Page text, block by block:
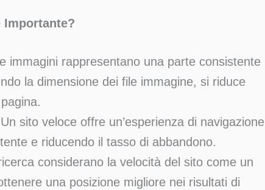
Importante?
immagini rappresentano una parte consistente
la dimensione dei file immagine, si riduce
sito veloce offre un’esperienza di navigazione
e riducendo il tasso di abbandono.
considerano la velocità del sito come un
una posizione migliore nei risultati di